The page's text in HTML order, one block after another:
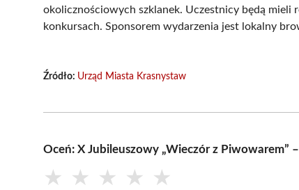
okolicznościowych szklanek. Uczestnicy będą mieli
konkursach. Sponsorem wydarzenia jest lokalny
Źródło: Urząd Miasta Krasnystaw
Oceń: X Jubileuszowy „Wieczór z Piwowarem”
★ ★ ★ ★ ★